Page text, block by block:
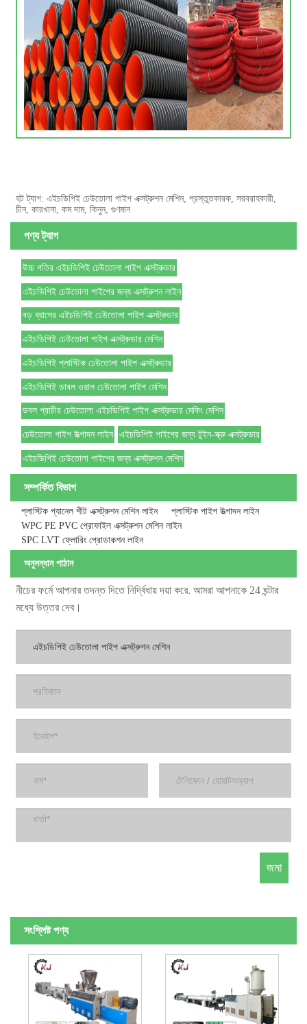
হট ট্যাগ: এইচডিপিই ঢেউতোলা পাইপ এক্সট্রুশন মেশিন, প্রস্তুতকারক, সরবরাহকারী,
চীন, কারখানা, কম দাম, কিনুন, গুণমান
পণ্য ট্যাগ
উচ্চ গতির এইচডিপিই ঢেউতোলা পাইপ এক্সট্রুডার
এইচডিপিই ঢেউতোলা পাইপের জন্য এক্সট্রুশন লাইন
বড় ব্যাসের এইচডিপিই ঢেউতোলা পাইপ এক্সট্রুডার
এইচডিপিই ঢেউতোলা পাইপ এক্সট্রুডার মেশিন
এইচডিপিই প্লাস্টিক ঢেউতোলা পাইপ এক্সট্রুডার
এইচডিপিই ডাবল ওয়াল ঢেউতোলা পাইপ মেশিন
ডবল প্রাচীর ঢেউতোলা এইচডিপিই পাইপ এক্সট্রুডার মেকিং মেশিন
ঢেউতোলা পাইপ উত্পাদন লাইন এইচডিপিই পাইপের জন্য টুইন-স্ক্রু এক্সট্রুডার
এইচডিপিই ঢেউতোলা পাইপের জন্য এক্সট্রুশন মেশিন
সম্পর্কিত বিভাগ
প্লাস্টিক প্যানেল শীট এক্সট্রুশন মেশিন লাইন
প্লাস্টিক পাইপ উত্পাদন লাইন
WPC PE PVC প্রোফাইল এক্সট্রুশন মেশিন লাইন
SPC LVT ফ্লোরিং প্রোডাকশন লাইন
অনুসন্ধান পাঠান
নীচের ফর্মে আপনার তদন্ত দিতে নির্দ্বিধায় দয়া করে. আমরা আপনাকে 24 ঘন্টার
মধ্যে উত্তর দেব।
সংশ্লিষ্ট পণ্য